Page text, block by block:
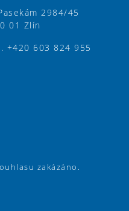
2984/45
01 Zlín
+420 603 824 955
zakázáno.